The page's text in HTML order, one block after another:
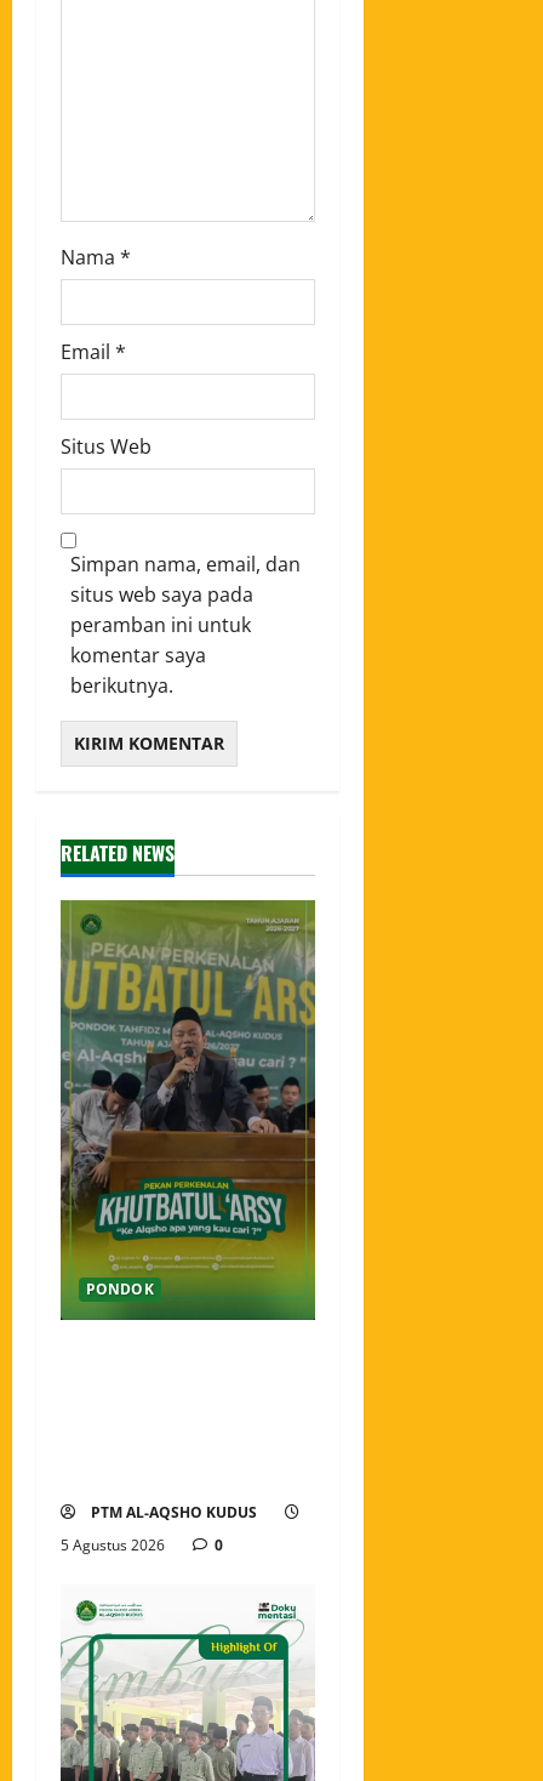
Nama *
Email *
Situs Web
Simpan nama, email, dan
situs web saya pada
peramban ini untuk
komentar saya
berikutnya.
RELATED NEWS
PONDOK
PTM AL-AQSHO KUDUS
5 Agustus 2026
0